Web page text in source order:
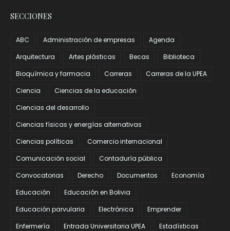
SECCIONES
ABC Administración de empresas
Agenda
Arquitectura
Artes plásticas Becas
Biblioteca
Bioquímica y farmacia
Carreras
Carreras de la UPEA
Ciencia
Ciencias de la educación
Ciencias del desarrollo
Ciencias físicas y energías alternativas
Ciencias políticas
Comercio internacional
Comunicación social
Contaduría pública
Convocatorias
Derecho Documentos
Economía
Educación
Educación en Bolivia
Educación parvularia
Electrónica
Emprender
Enfermería
Entrada Universitaria UPEA
Estadísticas